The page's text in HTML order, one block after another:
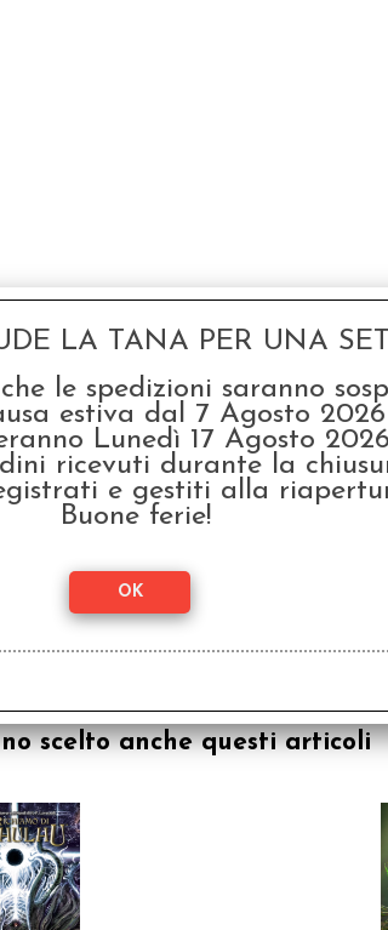
Ufficiali
19,99
scelto anche questi articoli
LA TANA PER UNA
le spedizioni saranno
estiva dal 7 Agosto 2026
Lunedì 17 Agosto
ricevuti durante la
e gestiti alla
Buone ferie!